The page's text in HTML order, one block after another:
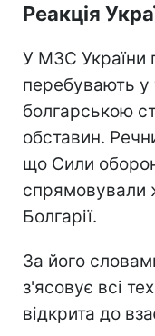
Реакція
У МЗС України
перебувають у
болгарською
обставин.
що Сили
спрямовували
Болгарії.
За його
з'ясовує всі
відкрита до